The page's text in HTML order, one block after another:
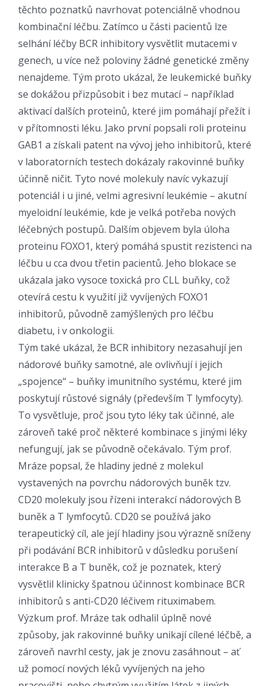
těchto poznatků navrhovat potenciálně vhodnou
kombinační léčbu. Zatímco u části pacientů lze
selhání léčby BCR inhibitory vysvětlit mutacemi v
genech, u více než poloviny žádné genetické změny
nenajdeme. Tým proto ukázal, že leukemické buňky
se dokážou přizpůsobit i bez mutací – například
aktivací dalších proteinů, které jim pomáhají přežít i
v přítomnosti léku. Jako první popsali roli proteinu
GAB1 a získali patent na vývoj jeho inhibitorů, které
v laboratorních testech dokázaly rakovinné buňky
účinně ničit. Tyto nové molekuly navíc vykazují
potenciál i u jiné, velmi agresivní leukémie – akutní
myeloidní leukémie, kde je velká potřeba nových
léčebných postupů. Dalším objevem byla úloha
proteinu FOXO1, který pomáhá spustit rezistenci na
léčbu u cca dvou třetin pacientů. Jeho blokace se
ukázala jako vysoce toxická pro CLL buňky, což
otevírá cestu k využití již vyvíjených FOXO1
inhibitorů, původně zamýšlených pro léčbu
diabetu, i v onkologii.
Tým také ukázal, že BCR inhibitory nezasahují jen
nádorové buňky samotné, ale ovlivňují i jejich
„spojence“ – buňky imunitního systému, které jim
poskytují růstové signály (především T lymfocyty).
To vysvětluje, proč jsou tyto léky tak účinné, ale
zároveň také proč některé kombinace s jinými léky
nefungují, jak se původně očekávalo. Tým prof.
Mráze popsal, že hladiny jedné z molekul
vystavených na povrchu nádorových buněk tzv.
CD20 molekuly jsou řízeni interakcí nádorových B
buněk a T lymfocytů. CD20 se používá jako
terapeutický cíl, ale její hladiny jsou výrazně sníženy
při podávání BCR inhibitorů v důsledku porušení
interakce B a T buněk, což je poznatek, který
vysvětlil klinicky špatnou účinnost kombinace BCR
inhibitorů s anti-CD20 léčivem rituximabem.
Výzkum prof. Mráze tak odhalil úplně nové
způsoby, jak rakovinné buňky unikají cílené léčbě, a
zároveň navrhl cesty, jak je znovu zasáhnout – ať
už pomocí nových léků vyvíjených na jeho